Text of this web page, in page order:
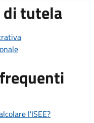
tutela
l'ISEE?